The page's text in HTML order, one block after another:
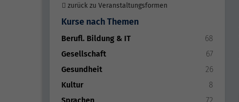
zurück zu Veranstaltungsformen
Kurse nach Themen
Berufl. Bildung & IT
68
Gesellschaft
67
Gesundheit
26
Kultur
8